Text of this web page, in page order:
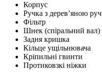
Корпус
Ручка з дерев’яною
Фільтр
Шнек (спіральний вал)
Задня кришка
Кільце ущільнювача
Кріпильні гвинти
Протиковзкі ніжки